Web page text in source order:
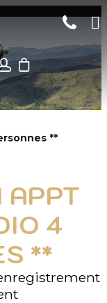
**
APPT
4
**